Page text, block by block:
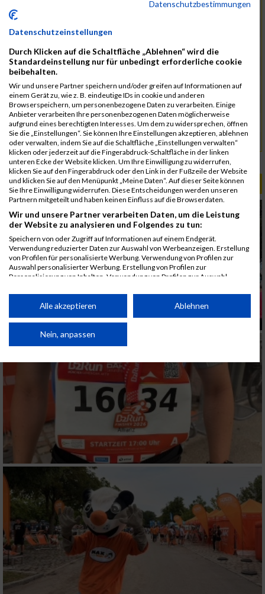
5137
00:39:06
5048
Leibold
5065
No
00:40:33
5084
Ponnu 00:41:45
03:36:13
4973
Chinnakannu
00:41:45
5058
Maier
00:43:33
4961
Brachat
00:44:02
5125
Schreier
00:45:08
Rang:96.
ALBUM B2RUN MÜNCHEN / 15.07.2026
Datenschutzbestimmungen
Datenschutzeinstellungen
Durch Klicken auf die Schaltfläche „Ablehnen“ wird die
Standardeinstellung nur für unbedingt erforderliche cookie
beibehalten.
Wir und unsere Partner speichern und/oder greifen auf Informationen auf
einem Gerät zu, wie z. B. eindeutige IDs in cookie und anderen
Browserspeichern, um personenbezogene Daten zu verarbeiten. Einige
Anbieter verarbeiten Ihre personenbezogenen Daten möglicherweise
aufgrund eines berechtigten Interesses. Um dem zu widersprechen, öffnen
Sie die „Einstellungen“. Sie können Ihre Einstellungen akzeptieren, ablehnen
oder verwalten, indem Sie auf die Schaltfläche „Einstellungen verwalten“
klicken oder jederzeit auf die Fingerabdruck-Schaltfläche in der linken
unteren Ecke der Website klicken. Um Ihre Einwilligung zu widerrufen,
klicken Sie auf den Fingerabdruck oder den Link in der Fußzeile der Website
und klicken Sie auf den Menüpunkt „Meine Daten“. Auf dieser Seite können
Sie Ihre Einwilligung widerrufen. Diese Entscheidungen werden unseren
Partnern mitgeteilt und haben keinen Einfluss auf die Browserdaten.
Wir und unsere Partner verarbeiten Daten, um die Leistung
der Website zu analysieren und Folgendes zu tun:
Speichern von oder Zugriff auf Informationen auf einem Endgerät.
Verwendung reduzierter Daten zur Auswahl von Werbeanzeigen. Erstellung
von Profilen für personalisierte Werbung. Verwendung von Profilen zur
Auswahl personalisierter Werbung. Erstellung von Profilen zur
Personalisierung von Inhalten. Verwendung von Profilen zur Auswahl
Performance von Inhalten. Analyse von Zielgruppen durch Statistiken oder
Kombinationen von Daten aus verschiedenen Quellen. Entwicklung und
von Inhalten.
Daten können außerhalb der Europäischen Union weitergegeben und in die
Partnerliste anzeigen (1 IAB-Anbieter)
Wir nutzen Ihre Daten für folgende Zwecke:
IAB-Verarbeitungszwecke:
Speichern von oder Zugriff auf Informationen
auf einem Endgerät
Verwendung reduzierter Daten zur Auswahl
von Werbeanzeigen
Erstellung von Profilen für personalisierte
Werbung
Verwendung von Profilen zur Auswahl
personalisierter Werbung
Alle akzeptieren Ablehnen
Nein, anpassen